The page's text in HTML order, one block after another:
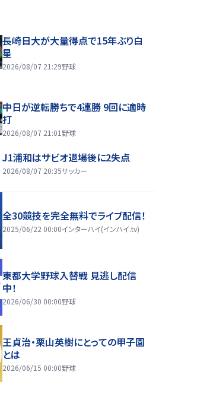
長崎日大が大量得点で15年ぶり白
星
2026/08/07 21:29野球
中日が逆転勝ちで4連勝 9回に適時
打
2026/08/07 21:01 野球
J1浦和はサビオ退場後に2失点
2026/08/07 20:35サッカー
全30競技を完全無料でライブ配信！
2025/06/22 00:00インターハイ(インハイ.tv)
東都大学野球入替戦 見逃し配信
中！
2026/06/30 00:00野球
王貞治・栗山英樹にとっての甲子園
とは
2026/06/15 00:00野球